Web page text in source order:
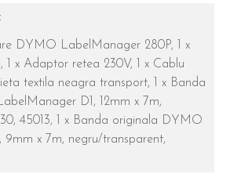
DYMO LabelManager 280P,
1 x
1 x Adaptor retea 230V,
1 x Cablu
textila neagra transport,
1 x Banda
D1, 12mm x 7m,
45013,
1 x Banda originala DYMO
9mm x 7m, negru/transparent,